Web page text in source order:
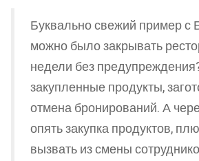
Буквально свежий пример с
можно было закрывать
недели без
закупленные продукты,
отмена бронирований. А
опять закупка продуктов,
вызвать из смены